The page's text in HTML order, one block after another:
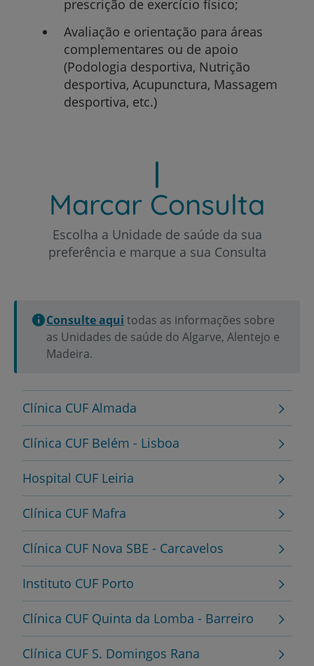
prescrição de exercício físico;
Avaliação e orientação para áreas
complementares ou de apoio
(Podologia desportiva, Nutrição
desportiva, Acupunctura, Massagem
desportiva, etc.)
Marcar Consulta
Escolha a Unidade de saúde da sua
preferência e marque a sua Consulta
Consulte aqui todas as informações sobre
as Unidades de saúde do Algarve, Alentejo e
Madeira.
Clínica CUF Almada
Clínica CUF Belém - Lisboa
Hospital CUF Leiria
Clínica CUF Mafra
Clínica CUF Nova SBE - Carcavelos
Instituto CUF Porto
Clínica CUF Quinta da Lomba - Barreiro
Clínica CUF S. Domingos Rana